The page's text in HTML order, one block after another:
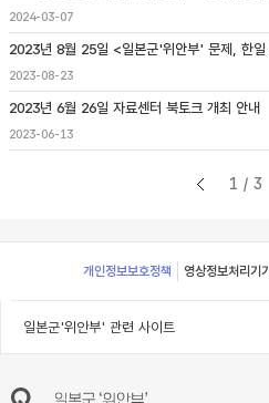
2024-03-07
2023-08-23
2023년 6월 26일 자료센터 북토크 개최 안내
2023-06-13
1/3
Footer
개인정보보호정책 영상정보처리기기
일본군'위안부' 관련 사이트